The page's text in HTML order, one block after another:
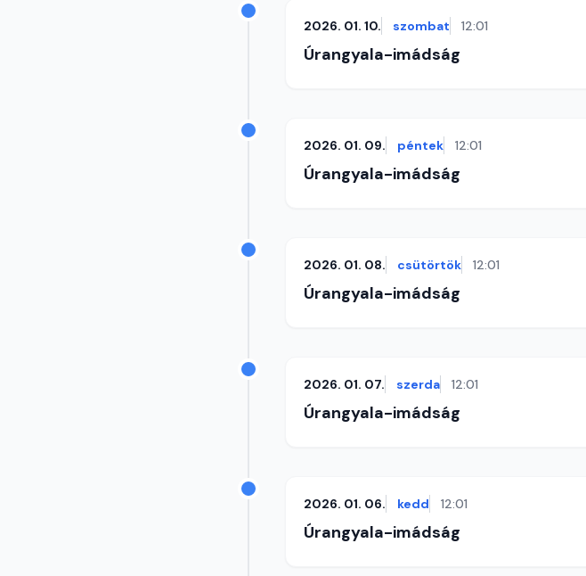
2026. 01. 10. szombat 12:01
Úrangyala-imádság
2026. 01. 09. péntek 12:01
Úrangyala-imádság
2026. 01. 08. csütörtök 12:01
Úrangyala-imádság
2026. 01. 07. szerda 12:01
Úrangyala-imádság
2026. 01. 06. kedd 12:01
Úrangyala-imádság